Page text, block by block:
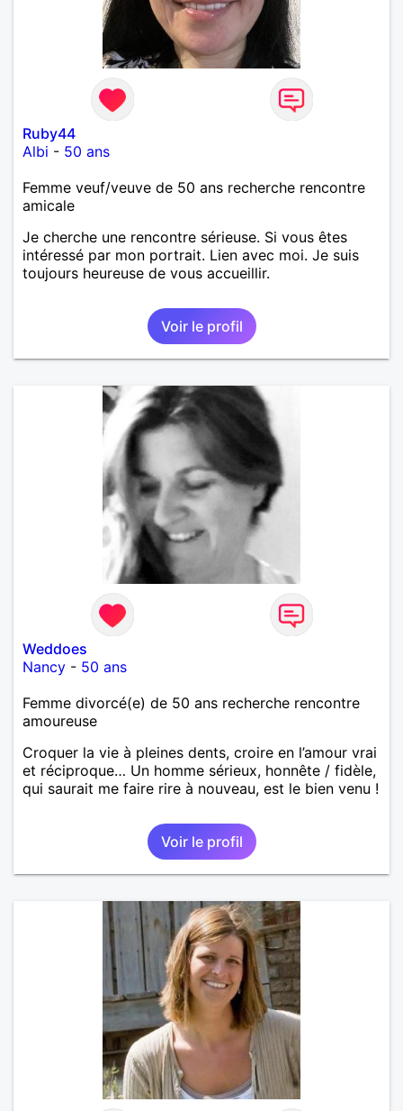
Ruby44
Albi - 50 ans
Femme veuf/veuve de 50 ans recherche rencontre
amicale
Je cherche une rencontre sérieuse. Si vous êtes
intéressé par mon portrait. Lien avec moi. Je suis
toujours heureuse de vous accueillir.
Voir le profil
Weddoes
Nancy - 50 ans
Femme divorcé(e) de 50 ans recherche rencontre
amoureuse
Croquer la vie à pleines dents, croire en l’amour vrai
et réciproque… Un homme sérieux, honnête / fidèle,
qui saurait me faire rire à nouveau, est le bien venu !
Voir le profil